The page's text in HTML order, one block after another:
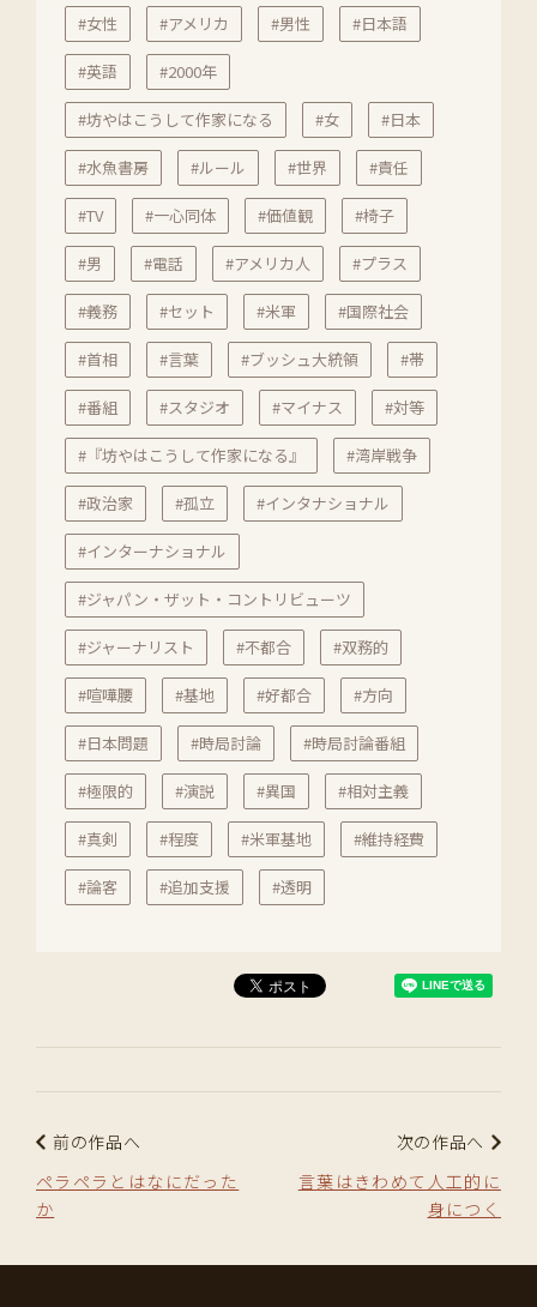
#女性 #アメリカ #男性 #日本語
#英語 #2000年
#坊やはこうして作家になる #女 #日本
#水魚書房 #ルール #世界 #責任
#TV #一心同体 #価値観 #椅子
#男 #電話 #アメリカ人 #プラス
#義務 #セット #米軍 #国際社会
#首相 #言葉 #ブッシュ大統領 #帯
#番組 #スタジオ #マイナス #対等
#『坊やはこうして作家になる』 #湾岸戦争
#政治家 #孤立 #インタナショナル
#インターナショナル
#ジャパン・ザット・コントリビューツ
#ジャーナリスト #不都合 #双務的
#喧嘩腰 #基地 #好都合 #方向
#日本問題 #時局討論 #時局討論番組
#極限的 #演説 #異国 #相対主義
#真剣 #程度 #米軍基地 #維持経費
#論客 #追加支援 #透明
前の作品へ
ペラペラとはなにだった
か
次の作品へ
言葉はきわめて人工的に
身につく